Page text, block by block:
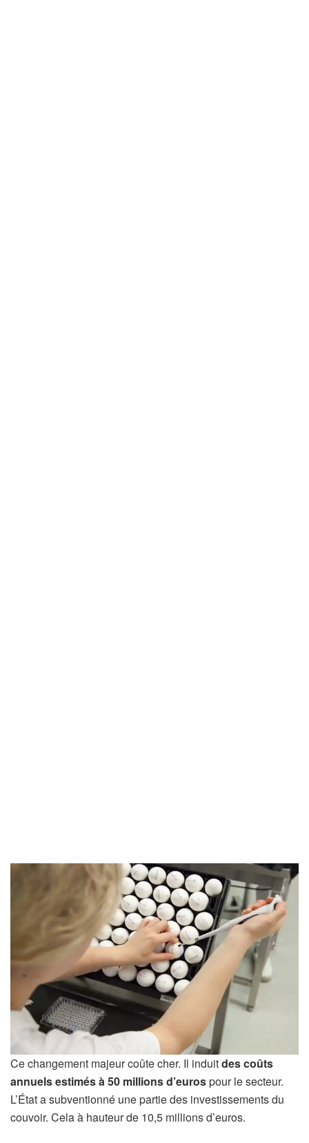
Ce changement majeur coûte cher. Il induitdes coûts
annuels estimés à 50 millions d’eurospour le secteur.
L’État a subventionné une partie des investissements du
couvoir. Cela à hauteur de 10,5 millions d’euros.